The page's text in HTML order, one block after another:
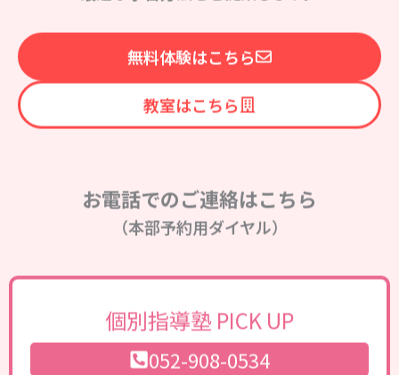
無料体験はこちら
教室はこちら
お電話でのご連絡はこちら
（本部予約用ダイヤル）
個別指導塾 PICK UP
052-908-0534